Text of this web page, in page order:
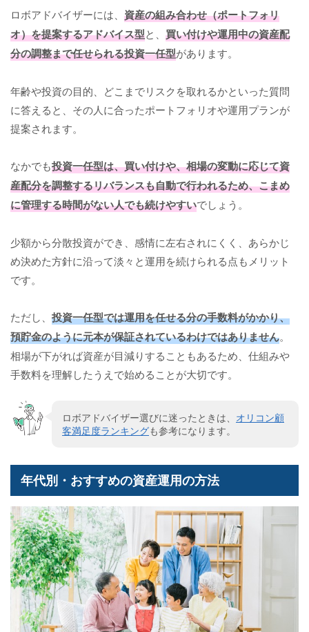
ロボアドバイザーには、 資産の組み合わせ（ポートフォリ
オ）を提案するアドバイス型と、 買い付けや運用中の資産配
分の調整まで任せられる投資一任型があります。
年齢や投資の目的、どこまでリスクを取れるかといった質問
に答えると、その人に合ったポートフォリオや運用プランが
提案されます。
なかでも投資一任型は、買い付けや、相場の変動に応じて資
産配分を調整するリバランスも自動で行われるため、こまめ
に管理する時間がない人でも続けやすいでしょう。
少額から分散投資ができ、感情に左右されにくく、あらかじ
め決めた方針に沿って淡々と運用を続けられる点もメリット
です。
ただし、 投資一任型では運用を任せる分の手数料がかかり、
預貯金のように元本が保証されているわけではありません。
相場が下がれば資産が目減りすることもあるため、仕組みや
手数料を理解したうえで始めることが大切です。
ロボアドバイザー選びに迷ったときは、 オリコン顧
客満足度ランキングも参考になります。
年代別・おすすめの資産運用の方法